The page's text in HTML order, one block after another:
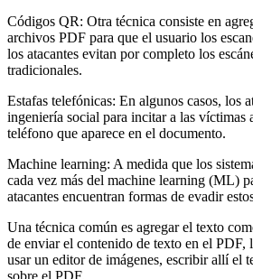
Códigos QR: Otra técnica consiste en
archivos PDF para que el usuario los
los atacantes evitan por completo los
tradicionales.
Estafas telefónicas: En algunos casos, los
ingeniería social para incitar a las víctimas
teléfono que aparece en el documento.
Machine learning: A medida que los
cada vez más del machine learning (ML)
atacantes encuentran formas de evadir
Una técnica común es agregar el texto
de enviar el contenido de texto en el PDF,
usar un editor de imágenes, escribir allí el